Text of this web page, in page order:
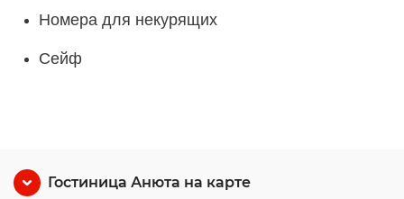
Номера для некурящих
Сейф
Гостиница Анюта на карте